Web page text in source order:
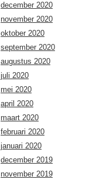
december 2020
november 2020
oktober 2020
september 2020
augustus 2020
juli 2020
mei 2020
april 2020
maart 2020
februari 2020
januari 2020
december 2019
november 2019